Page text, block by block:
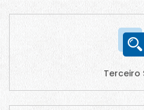
Terceiro